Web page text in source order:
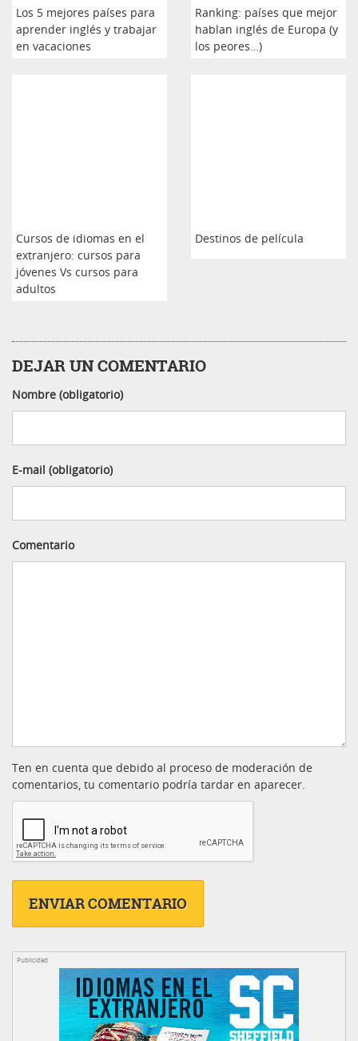
Los 5 mejores países para
aprender inglés y trabajar
en vacaciones
Ranking: países que mejor
hablan inglés de Europa (y
los peores…)
Cursos de idiomas en el
extranjero: cursos para
jóvenes Vs cursos para
adultos
Destinos de película
DEJAR UN COMENTARIO
Nombre (obligatorio)
E-mail (obligatorio)
Comentario
Ten en cuenta que debido al proceso de moderación de
comentarios, tu comentario podría tardar en aparecer.
Publicidad